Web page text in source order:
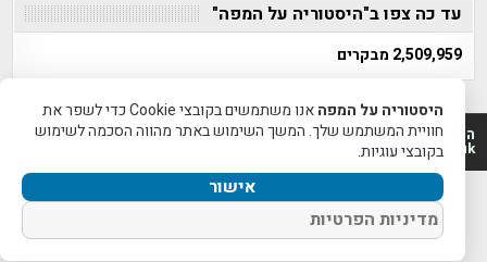
עד כה צפו ב"היסטוריה על המפה"
2,509,959 מבקרים
היסטוריה על המפה 2011-2026 | פרוייקט טיגארט 2012-2026|
www.mapah.co.il | www.tegart.uk
היסטוריה על המפה
אנו משתמשים בקובצי Cookie כדי לשפר את
חוויית המשתמש שלך. המשך השימוש באתר מהווה הסכמה לשימוש
בקובצי עוגיות.
אישור
מדיניות הפרטיות